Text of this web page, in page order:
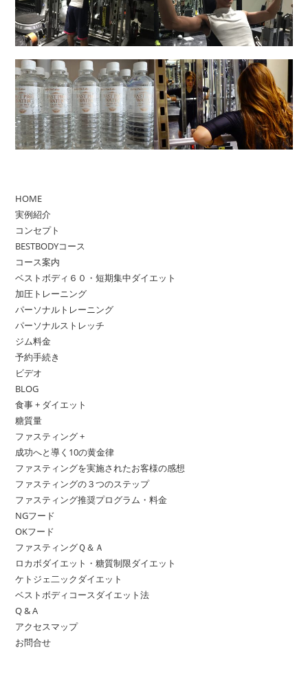
HOME
実例紹介
コンセプト
BESTBODYコース
コース案内
ベストボディ６０・短期集中ダイエット
加圧トレーニング
パーソナルトレーニング
パーソナルストレッチ
ジム料金
予約手続き
ビデオ
BLOG
食事 + ダイエット
糖質量
ファスティング +
成功へと導く10の黄金律
ファスティングを実施されたお客様の感想
ファスティングの３つのステップ
ファスティング推奨プログラム・料金
NGフード
OKフード
ファスティングＱ＆Ａ
ロカボダイエット・糖質制限ダイエット
ケトジェ二ックダイエット
ベストボディコースダイエット法
Q & A
アクセスマップ
お問合せ